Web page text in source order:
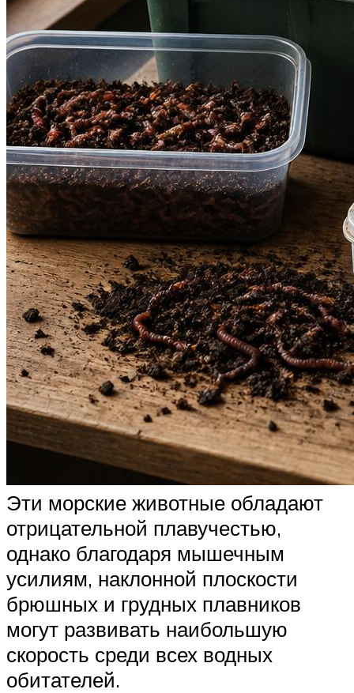
Эти морские животные обладают
отрицательной плавучестью,
однако благодаря мышечным
усилиям, наклонной плоскости
брюшных и грудных плавников
могут развивать наибольшую
скорость среди всех водных
обитателей.